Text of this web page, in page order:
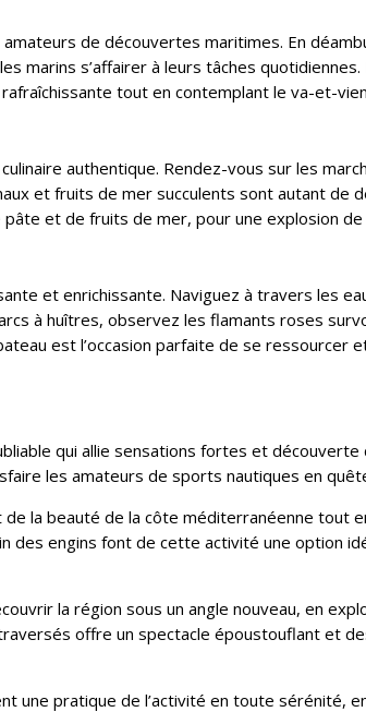
de découvertes maritimes. En
marins s’affairer à leurs tâches
tout en contemplant le va-et-
authentique. Rendez-vous sur les
et fruits de mer succulents sont autant de
et de fruits de mer, pour une explosion de
et enrichissante. Naviguez à travers les
à huîtres, observez les flamants roses
est l’occasion parfaite de se ressourcer
qui allie sensations fortes et découverte
les amateurs de sports nautiques en
la beauté de la côte méditerranéenne tout
des engins font de cette activité une option
la région sous un angle nouveau, en
offre un spectacle époustouflant et
une pratique de l’activité en toute sérénité,